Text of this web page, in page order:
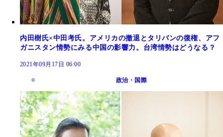
内田樹氏×中田考氏。アメリカの撤退とタリバンの復権、アフ
ガニスタン情勢にみる中国の影響力。台湾情勢はどうなる？
2021年09月17日 06:00
政治・国際